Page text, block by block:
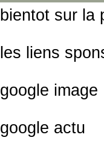
bientot sur la
les liens
google image
google actu